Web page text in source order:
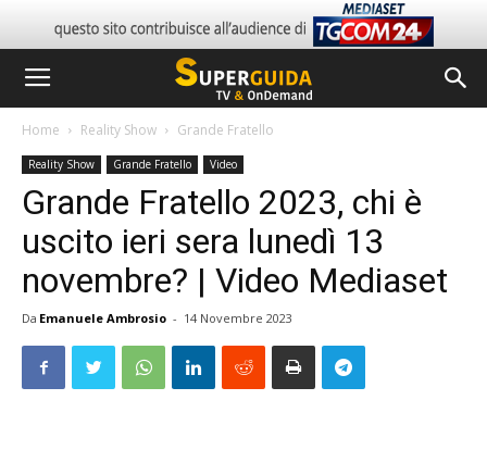
Home Reality Show Grande Fratello
Reality Show Grande Fratello Video
Grande Fratello 2023, chi è
uscito ieri sera lunedì 13
novembre? | Video Mediaset
Da Emanuele Ambrosio - 14 Novembre 2023